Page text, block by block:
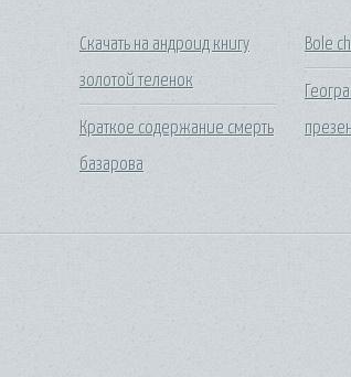
Скачать на андроид книгу
золотой теленок
Краткое содержание смерть
базарова
Bole